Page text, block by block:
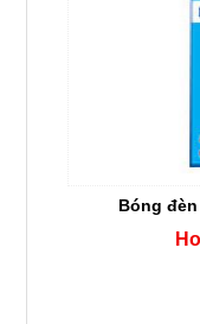
Bóng đèn